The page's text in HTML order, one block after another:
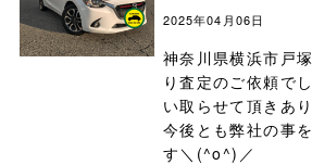
2025年04月06日
神奈川県横浜市戸
り査定のご依頼で
い取らせて頂きあ
今後とも弊社の事
す＼(^o^)／